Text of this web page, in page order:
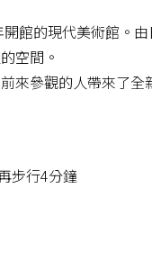
館的現代美術館。
空間。
來參觀的人帶來了全
步行4分鐘